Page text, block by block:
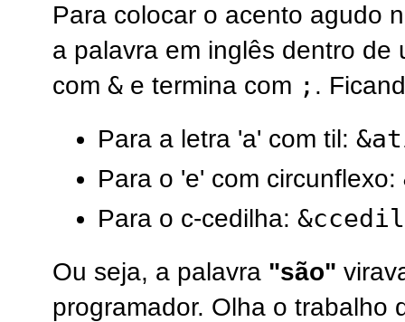
Para colocar o acento agudo
a palavra em inglês dentro de
com & e termina com ; .
Para a letra 'a' com til:
Para o 'e' com circunflexo:
Para o c-cedilha:
Ou seja, a palavra "são"
programador. Olha o trabalho